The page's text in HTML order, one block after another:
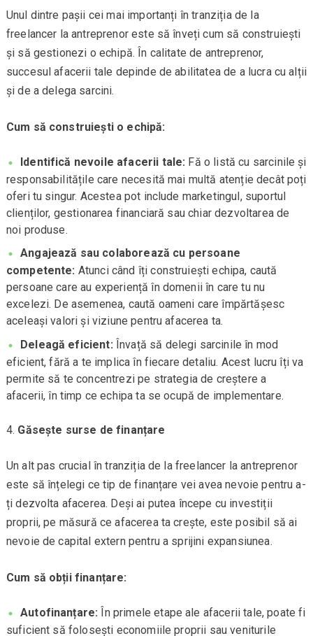
Unul dintre pașii cei mai importanți în tranziția de la
freelancer la antreprenor este să înveți cum să construiești
și să gestionezi o echipă. În calitate de antreprenor,
succesul afacerii tale depinde de abilitatea de a lucra cu alții
și de a delega sarcini.
Cum să construiești o echipă:
Identifică nevoile afacerii tale: Fă o listă cu sarcinile și
responsabilitățile care necesită mai multă atenție decât poți
oferi tu singur. Acestea pot include marketingul, suportul
clienților, gestionarea financiară sau chiar dezvoltarea de
noi produse.
Angajează sau colaborează cu persoane
competente: Atunci când îți construiești echipa, caută
persoane care au experiență în domenii în care tu nu
excelezi. De asemenea, caută oameni care împărtășesc
aceleași valori și viziune pentru afacerea ta.
Deleagă eficient: Învață să delegi sarcinile în mod
eficient, fără a te implica în fiecare detaliu. Acest lucru îți va
permite să te concentrezi pe strategia de creștere a
afacerii, în timp ce echipa ta se ocupă de implementare.
Găsește surse de finanțare
Un alt pas crucial în tranziția de la freelancer la antreprenor
este să înțelegi ce tip de finanțare vei avea nevoie pentru a-
ți dezvolta afacerea. Deși ai putea începe cu investiții
proprii, pe măsură ce afacerea ta crește, este posibil să ai
nevoie de capital extern pentru a sprijini expansiunea.
Cum să obții finanțare:
Autofinanțare: În primele etape ale afacerii tale, poate fi
suficient să folosești economiile proprii sau veniturile